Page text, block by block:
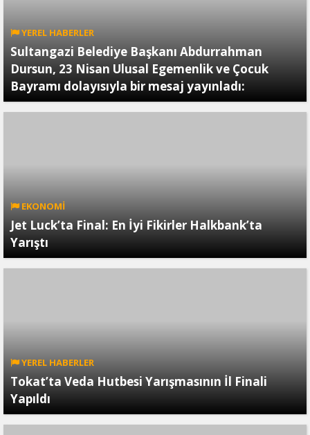
YEREL HABERLER
Sultangazi Belediye Başkanı Abdurrahman
Dursun, 23 Nisan Ulusal Egemenlik ve Çocuk
Bayramı dolayısıyla bir mesaj yayınladı:
EKONOMİ
Jet Luck’ta Final: En İyi Fikirler Halkbank’ta
Yarıştı
YEREL HABERLER
Tokat’ta Veda Hutbesi Yarışmasının İl Finali
Yapıldı